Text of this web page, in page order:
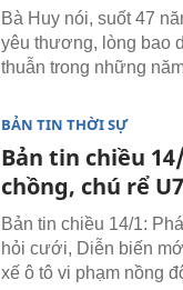
Bà Huy nói, suốt 47
yêu thương, lòng bao
thuẫn trong những
BẢN TIN THỜI SỰ
Bản tin chiều
chồng, chú rể
Bản tin chiều 14/1:
hỏi cưới, Diễn biến
xế ô tô vi phạm nồng